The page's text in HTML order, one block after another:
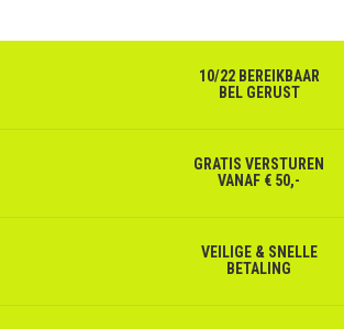
10/22 BEREIKBAAR
BEL GERUST
GRATIS VERSTUREN
VANAF € 50,-
VEILIGE & SNELLE
BETALING